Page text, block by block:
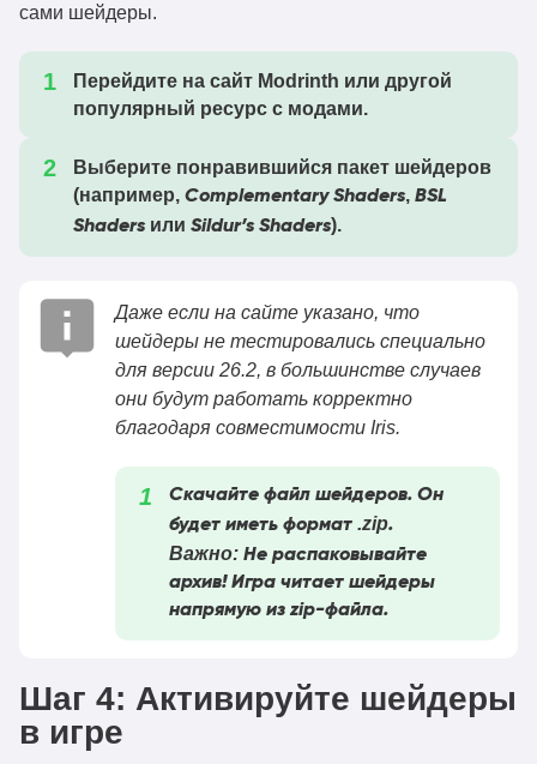
сами шейдеры.
Перейдите на сайт Modrinth или другой
популярный ресурс с модами.
Выберите понравившийся пакет шейдеров
(например, Complementary Shaders, BSL
Shaders или Sildur’s Shaders).
Даже если на сайте указано, что
шейдеры не тестировались специально
для версии 26.2, в большинстве случаев
они будут работать корректно
благодаря совместимости Iris.
Скачайте файл шейдеров. Он
будет иметь формат .zip.
Важно: Не распаковывайте
архив! Игра читает шейдеры
напрямую из zip-файла.
Шаг 4: Активируйте шейдеры
в игре